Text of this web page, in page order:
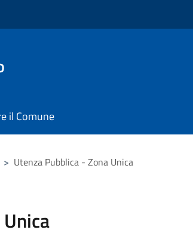
il Comune
> Utenza Pubblica - Zona Unica